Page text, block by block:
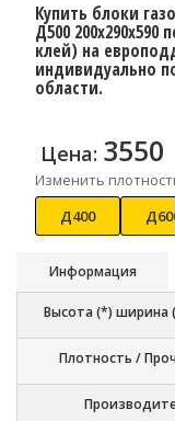
Купить блоки
Д500
клей) на
индивидуально
области.
Цена: 3550
Изменить
Д400
Информация
Высота (*) ширина
Плотность /